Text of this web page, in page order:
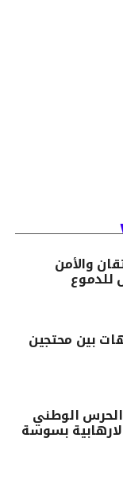
والأمن
للدموع
بين محتجين
الحرس الوطني
بسوسة